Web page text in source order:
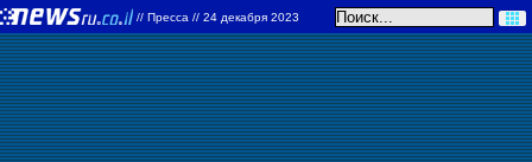
// Пресса // 24 декабря 2023